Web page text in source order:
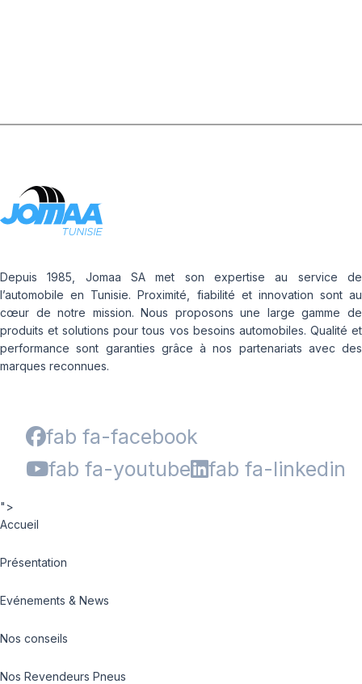
Depuis 1985, Jomaa SA met son expertise au service de
l’automobile en Tunisie. Proximité, fiabilité et innovation sont au
cœur de notre mission. Nous proposons une large gamme de
produits et solutions pour tous vos besoins automobiles. Qualité et
performance sont garanties grâce à nos partenariats avec des
marques reconnues.
fab fa-facebook
fab fa-youtube
fab fa-linkedin
">
Accueil
Présentation
Evénements & News
Nos conseils
Nos Revendeurs Pneus